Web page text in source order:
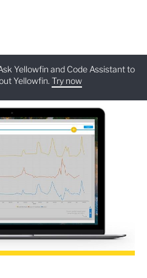
Watch Now
Learn more
now
Yellowfin and Code Assistant to
Yellowfin. Try now